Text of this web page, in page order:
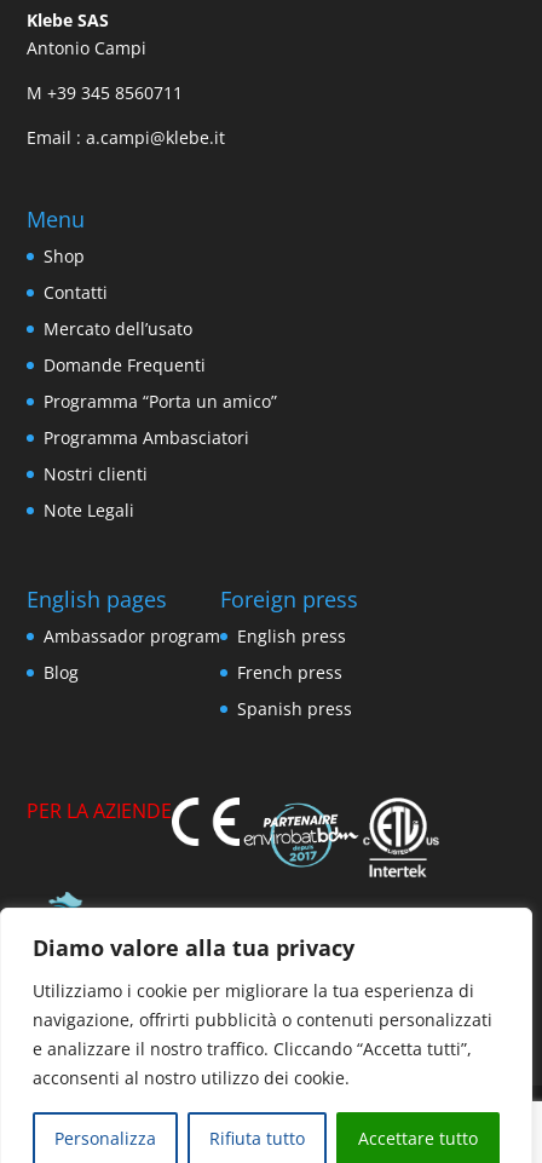
Diamo valore alla tua privacy
Utilizziamo i cookie per migliorare la tua esperienza di
navigazione, offrirti pubblicità o contenuti personalizzati
e analizzare il nostro traffico. Cliccando “Accetta tutti”,
acconsenti al nostro utilizzo dei cookie.
Personalizza Rifiuta tutto Accettare tutto
Klebe SAS
Antonio Campi
M+39 345 8560711
Email :a.campi@klebe.it
Menu
Shop
Contatti
Mercato dell’usato
Domande Frequenti
Programma “Porta un amico”
Programma Ambasciatori
Nostri clienti
Note Legali
English pages
Ambassador program
Blog
Foreign press
English press
French press
Spanish press
PER LA AZIENDE
Membro dell'AFPVP